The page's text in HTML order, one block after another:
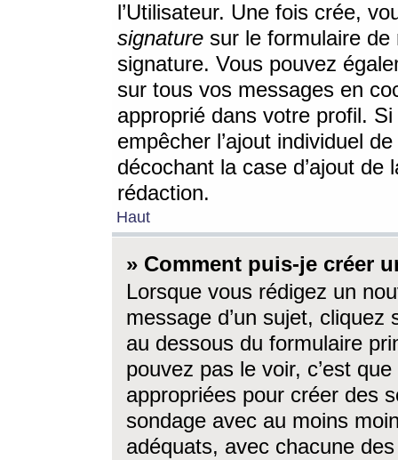
l’Utilisateur. Une fois crée,
signature sur le formulaire de
signature. Vous pouvez
sur tous vos messages en
approprié dans votre profil.
empêcher l’ajout individuel
décochant la case d’ajout
rédaction.
Haut
» Comment puis-je créer
Lorsque vous rédigez un
message d’un sujet, cliquez
au dessous du formulaire
pouvez pas le voir, c’est
appropriées pour créer des
sondage avec au moins
adéquats, avec chacune